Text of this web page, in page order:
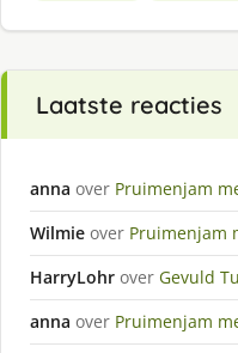
Laatste reacties
anna over Pruimenjam
Wilmie over Pruimenjam
HarryLohr over Gevuld
anna over Pruimenjam